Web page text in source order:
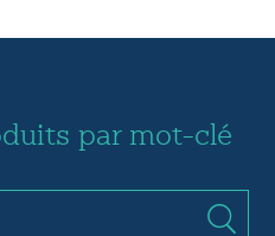
par mot-clé